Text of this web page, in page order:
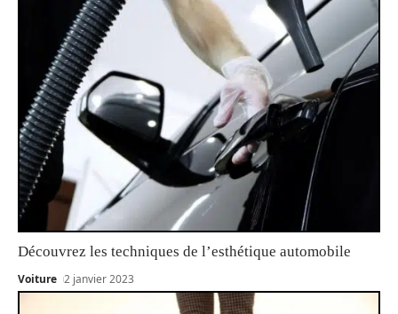
Découvrez les techniques de l’esthétique automobile
Voiture 2 janvier 2023